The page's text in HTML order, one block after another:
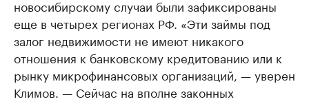
новосибирскому случаи были зафиксированы
еще в четырех регионах РФ. «Эти займы под
залог недвижимости не имеют никакого
отношения к банковскому кредитованию или к
рынку микрофинансовых организаций, — уверен
Климов. — Сейчас на вполне законных